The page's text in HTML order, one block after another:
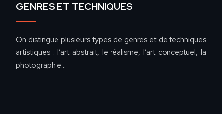
GENRES ET TECHNIQUES
On distingue plusieurs types de genres et de techniques
artistiques : l’art abstrait, le réalisme, l’art conceptuel, la
photographie…